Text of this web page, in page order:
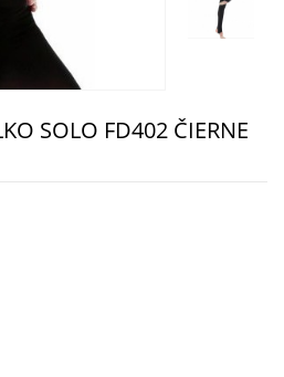
SOLO FD402 ČIERNE